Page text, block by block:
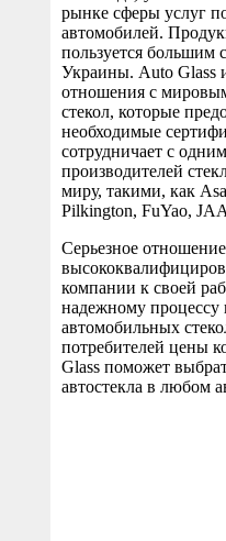
рынке сферы услуг
автомобилей.
пользуется большим
Украины. Auto Glass
отношения с
стекол, которые
необходимые
сотрудничает с
производителей
миру, такими, как
Pilkington, FuYao,
Серьезное отношение
компании к своей
надежному процессу
автомобильных
потребителей цены
Glass поможет
автостекла в любом